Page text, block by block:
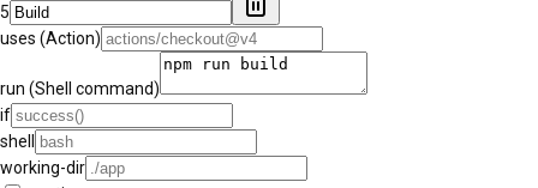
5
uses (Action)
run (Shell command)
if
shell
working-dir